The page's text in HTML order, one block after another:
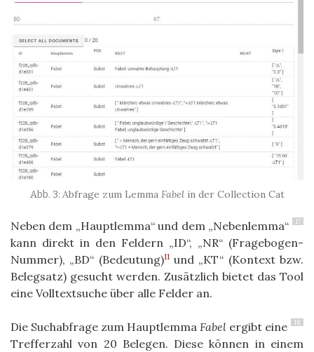
Abfrage zum Lemma Fabelin der Collection Cat
17
Neben dem „Hauptlemma“ und dem „Nebenlemma“
kann direkt in den Feldern „ID“, „NR“ (Fragebogen-
Nummer), „BD“ (Bedeutung)11und „KT“ (Kontext bzw.
Belegsatz) gesucht werden. Zusätzlich bietet das Tool
eine Volltextsuche über alle Felder an.
18
Die Suchabfrage zum Hauptlemma Fabel ergibt eine
Trefferzahl von 20 Belegen. Diese können in einem